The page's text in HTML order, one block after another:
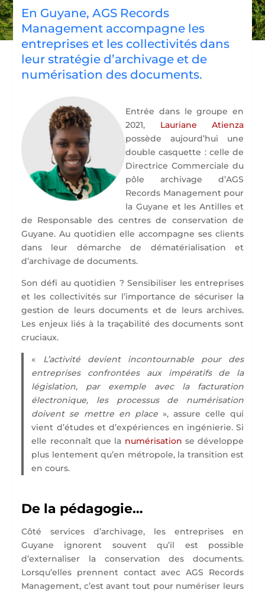
En Guyane, AGS Records
Management accompagne les
entreprises et les collectivités dans
leur stratégie d’archivage et de
numérisation des documents.
Entrée dans le groupe en
2021, Lauriane Atienza
possède aujourd’hui une
double casquette : celle de
Directrice Commerciale du
pôle archivage d’AGS
Records Management pour
la Guyane et les Antilles et
de Responsable des centres de conservation de
Guyane. Au quotidien elle accompagne ses clients
dans leur démarche de dématérialisation et
d’archivage de documents.
Son défi au quotidien ? Sensibiliser les entreprises
et les collectivités sur l’importance de sécuriser la
gestion de leurs documents et de leurs archives.
Les enjeux liés à la traçabilité des documents sont
cruciaux.
« L’activité devient incontournable pour des
entreprises confrontées aux impératifs de la
législation, par exemple avec la facturation
électronique, les processus de numérisation
doivent se mettre en place», assure celle qui
vient d’études et d’expériences en ingénierie. Si
elle reconnaît que la numérisation se développe
plus lentement qu’en métropole, la transition est
en cours.
De la pédagogie…
Côté services d’archivage, les entreprises en
Guyane ignorent souvent qu’il est possible
d’externaliser la conservation des documents.
Lorsqu’elles prennent contact avec AGS Records
Management, c’est avant tout pour numériser leurs